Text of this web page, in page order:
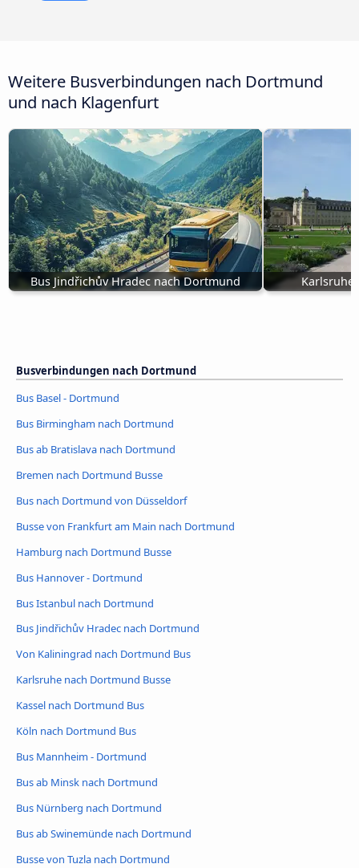
Weitere Busverbindungen nach Dortmund
und nach Klagenfurt
Bus Jindřichův Hradec nach Dortmund Karlsruhe
Busverbindungen nach Dortmund
Bus Basel - Dortmund
Bus Birmingham nach Dortmund
Bus ab Bratislava nach Dortmund
Bremen nach Dortmund Busse
Bus nach Dortmund von Düsseldorf
Busse von Frankfurt am Main nach Dortmund
Hamburg nach Dortmund Busse
Bus Hannover - Dortmund
Bus Istanbul nach Dortmund
Bus Jindřichův Hradec nach Dortmund
Von Kaliningrad nach Dortmund Bus
Karlsruhe nach Dortmund Busse
Kassel nach Dortmund Bus
Köln nach Dortmund Bus
Bus Mannheim - Dortmund
Bus ab Minsk nach Dortmund
Bus Nürnberg nach Dortmund
Bus ab Swinemünde nach Dortmund
Busse von Tuzla nach Dortmund